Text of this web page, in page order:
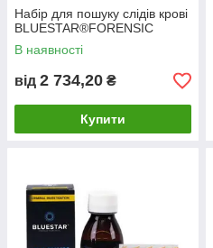
Набір для пошуку слідів крові
BLUESTAR®FORENSIC
В наявності
від 2 734,20 ₴
Купити